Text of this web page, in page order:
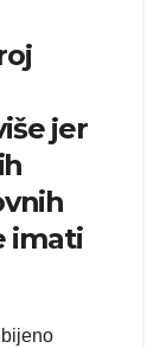
jer
imati